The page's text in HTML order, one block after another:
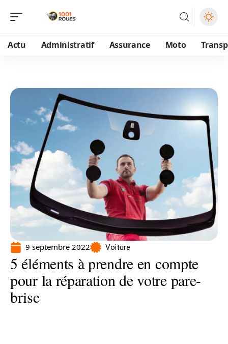
Actu Administratif Assurance Moto
9 septembre 2022 Voiture
5 éléments à prendre en compte
pour la réparation de votre pare-
brise